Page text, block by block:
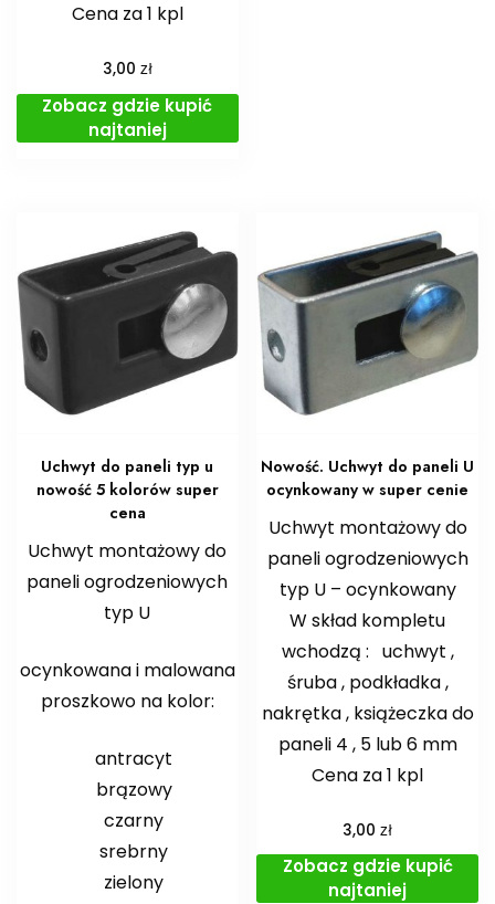
Cena za 1 kpl
3,00 zł
Zobacz gdzie kupić
najtaniej
Uchwyt do paneli typ u
nowość 5 kolorów super
cena
Uchwyt montażowy do
paneli ogrodzeniowych
typ U
ocynkowana i malowana
proszkowo na kolor:
antracyt
brązowy
czarny
srebrny
zielony
Nowość. Uchwyt do paneli U
ocynkowany w super cenie
Uchwyt montażowy do
paneli ogrodzeniowych
typ U – ocynkowany
W skład kompletu
wchodzą : uchwyt ,
śruba , podkładka ,
nakrętka , książeczka do
paneli 4 , 5 lub 6 mm
Cena za 1 kpl
3,00zł
Zobacz gdzie kupić
najtaniej